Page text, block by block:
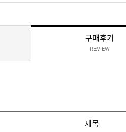
구매후기
REVIEW
제목